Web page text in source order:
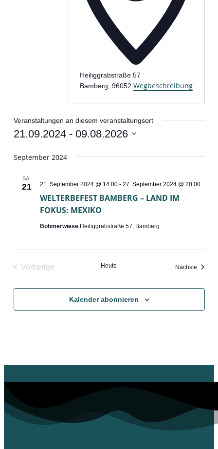
Heiliggrabstraße 57
Bamberg 96052 Wegbeschreibung
Veranstaltungen an diesem veranstaltungsort
21.09.2024 - 09.08.2026
wählen.
September 2024
SA.
21
WELTERBEFEST BAMBERG – LAND IM
FOKUS: MEXIKO
21. September 2024 @ 14:00- 27. September 2024 @ 20:00
Böhmerwiese Heiliggrabstraße 57, Bamberg
Vorherige
Heute Nächste
Kalender abonnieren